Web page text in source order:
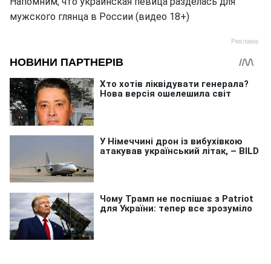
мужского глянца в России (видео 18+)